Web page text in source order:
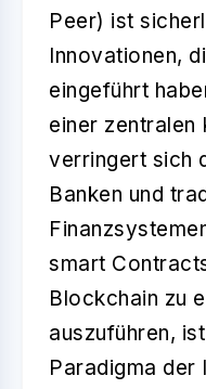
Peer) ist
Innovationen,
eingeführt
einer zentralen
verringert sich
Banken und
smart
Blockchain zu
auszuführen,
Paradigma der